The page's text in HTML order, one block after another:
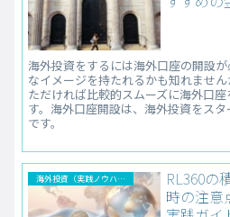
海外投資をするには海外口座の開設
なイメージを持たれるかも知れませ
ただければ比較的スムーズに海外口
す。海外口座開設は、海外投資をス
です。
海外投資（実践ノウハウ）
RL360の
時の注意